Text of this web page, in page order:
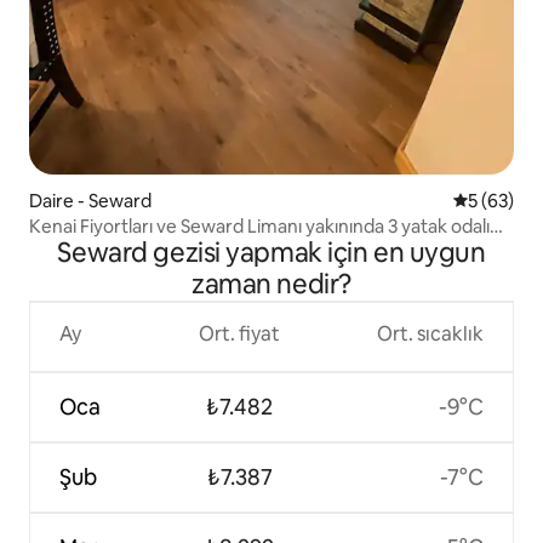
Daire - Seward 55 (63)
Kenai Fiyortları ve Seward Limanı yakınında 3 yatak odalı
konaklama
Seward gezisi yapmak için en uygun
zaman nedir?
Ay
Oca
Şub
Ort. fiyat
₺7.482
₺7.387
Ort. sıcaklık
-9°C
-7°C